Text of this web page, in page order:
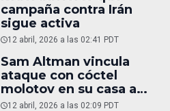
campaña contra Irán
sigue activa
12 abril, 2026 a las 02:41 PDT
Sam Altman vincula
ataque con cóctel
molotov en su casa a
reportaje
12 abril, 2026 a las 02:09 PDT